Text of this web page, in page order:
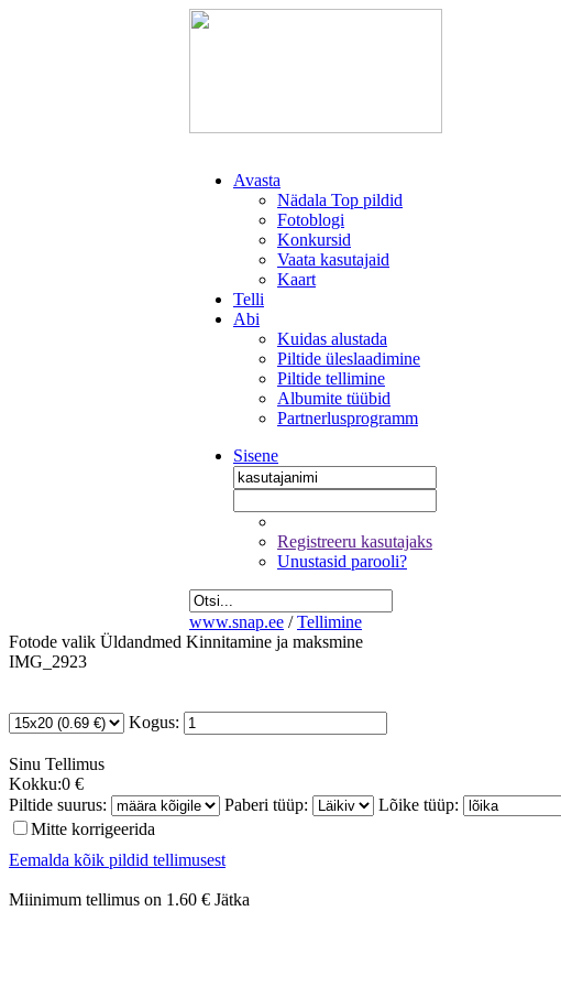
Avasta
Nädala Top pildid
Fotoblogi
Konkursid
Vaata kasutajaid
Kaart
Telli
Abi
Kuidas alustada
Piltide üleslaadimine
Piltide tellimine
Albumite tüübid
Partnerlusprogramm
Sisene
Registreeru kasutajaks
Unustasid parooli?
www.snap.ee / Tellimine
Fotode valik Üldandmed Kinnitamine ja maksmine
IMG_2923
Kogus:
Sinu Tellimus
Kokku:0 €
Piltide suurus:
Paberi tüüp: Lõike tüüp:
Mitte korrigeerida
Eemalda kõik pildid tellimusest
Miinimum tellimus on 1.60 € Jätka